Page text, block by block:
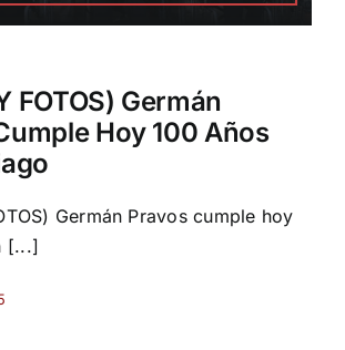
FOTOS) Germán
Hoy 100 Años
Germán Pravos cumple hoy
[...]